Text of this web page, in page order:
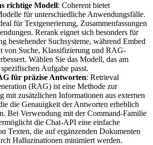
richtige Modell: Coherent bietet
für unterschiedliche Anwendungsfälle.
für Textgenerierung, Zusammenfassungen
Rerank eignet sich besonders für
bestehender Suchsysteme, während Embed
von Suche, Klassifizierung und RAG-
Wählen Sie das Modell, das am
Aufgabe passt.
für präzise Antworten: Retrieval
(RAG) ist eine Methode zur
mit zusätzlichen Informationen aus externen
die Genauigkeit der Antworten erheblich
Bei Verwendung mit der Command-Familie
die Chat-API eine einfache
Texten, die auf ergänzenden Dokumenten
Halluzinationen minimiert werden.